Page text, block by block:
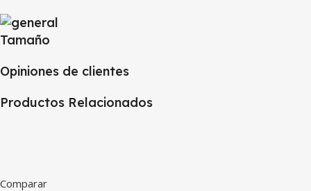
Tamaño
Opiniones de clientes
Productos Relacionados
Comparar